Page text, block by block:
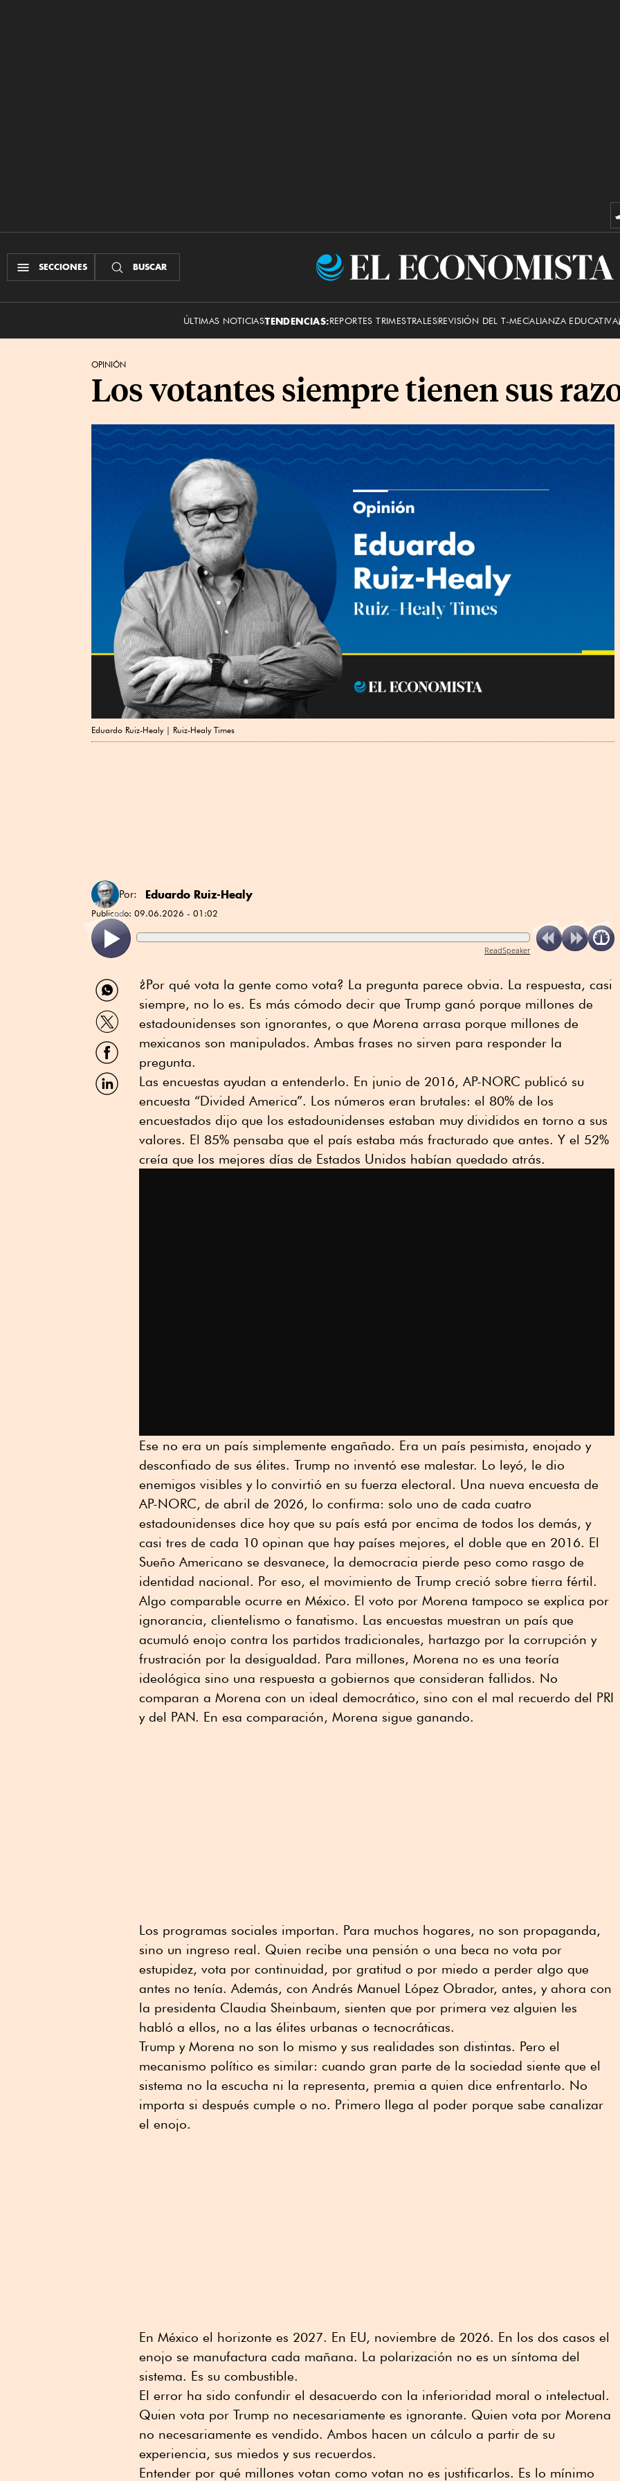
SECCIONES BUSCAR
El
ÚLTIMAS NOTICIASTENDENCIAS:REPORTES TRIMESTRALESREVISIÓN DEL T-MECALIANZA EDUCATIVA
OPINIÓN
Los votantes siempre tienen sus
Eduardo Ruiz-Healy | Ruiz-Healy Times
Por: Eduardo Ruiz-Healy
Publicado: 09.06.2026 - 01:02
ReadSpeaker
Compartir
por
WhatsApp
Compartir
por
Twitter
Compartir
por
Facebook
Compartir
por
¿Por qué vota la gente como vota? La pregunta parece obvia. La respuesta, casi
siempre, no lo es. Es más cómodo decir que Trump ganó porque millones de
estadounidenses son ignorantes, o que Morena arrasa porque millones de
mexicanos son manipulados. Ambas frases no sirven para responder la
pregunta.
Las encuestas ayudan a entenderlo. En junio de 2016, AP-NORC publicó su
encuesta “Divided America”. Los números eran brutales: el 80% de los
encuestados dijo que los estadounidenses estaban muy divididos en torno a sus
valores. El 85% pensaba que el país estaba más fracturado que antes. Y el 52%
creía que los mejores días de Estados Unidos habían quedado atrás.
Ese no era un país simplemente engañado. Era un país pesimista, enojado y
desconfiado de sus élites. Trump no inventó ese malestar. Lo leyó, le dio
enemigos visibles y lo convirtió en su fuerza electoral. Una nueva encuesta de
AP-NORC, de abril de 2026, lo confirma: solo uno de cada cuatro
estadounidenses dice hoy que su país está por encima de todos los demás, y
casi tres de cada 10 opinan que hay países mejores, el doble que en 2016. El
Sueño Americano se desvanece, la democracia pierde peso como rasgo de
identidad nacional. Por eso, el movimiento de Trump creció sobre tierra fértil.
Algo comparable ocurre en México. El voto por Morena tampoco se explica por
ignorancia, clientelismo o fanatismo. Las encuestas muestran un país que
acumuló enojo contra los partidos tradicionales, hartazgo por la corrupción y
frustración por la desigualdad. Para millones, Morena no es una teoría
ideológica sino una respuesta a gobiernos que consideran fallidos. No
comparan a Morena con un ideal democrático, sino con el mal recuerdo del PRI
y del PAN. En esa comparación, Morena sigue ganando.
Los programas sociales importan. Para muchos hogares, no son propaganda,
sino un ingreso real. Quien recibe una pensión o una beca no vota por
estupidez, vota por continuidad, por gratitud o por miedo a perder algo que
antes no tenía. Además, con Andrés Manuel López Obrador, antes, y ahora con
la presidenta Claudia Sheinbaum, sienten que por primera vez alguien les
habló a ellos, no a las élites urbanas o tecnocráticas.
Trump y Morena no son lo mismo y sus realidades son distintas. Pero el
mecanismo político es similar: cuando gran parte de la sociedad siente que el
sistema no la escucha ni la representa, premia a quien dice enfrentarlo. No
importa si después cumple o no. Primero llega al poder porque sabe canalizar
el enojo.
En México el horizonte es 2027. En EU, noviembre de 2026. En los dos casos el
enojo se manufactura cada mañana. La polarización no es un síntoma del
sistema. Es su combustible.
El error ha sido confundir el desacuerdo con la inferioridad moral o intelectual.
Quien vota por Trump no necesariamente es ignorante. Quien vota por Morena
no necesariamente es vendido. Ambos hacen un cálculo a partir de su
experiencia, sus miedos y sus recuerdos.
Entender por qué millones votan como votan no es justificarlos. Es lo mínimo